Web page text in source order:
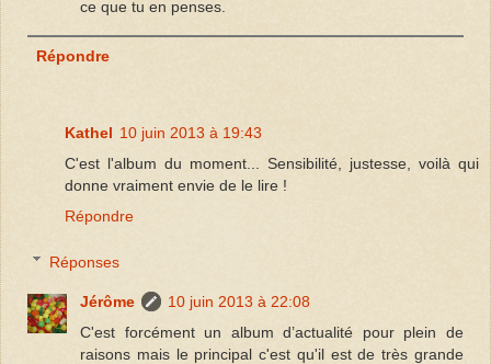
ce que tu en penses.
Répondre
Kathel 10 juin 2013 à 19:43
C'est l'album du moment... Sensibilité, justesse, voilà qui
donne vraiment envie de le lire !
Répondre
Réponses
Jérôme
10 juin 2013 à 22:08
C'est forcément un album d’actualité pour plein de
raisons mais le principal c'est qu'il est de très grande